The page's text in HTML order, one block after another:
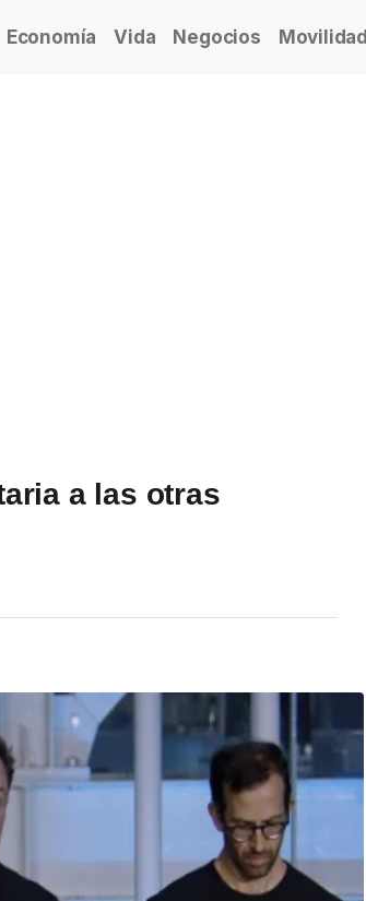
Economía Vida Negocios Movilidad
a las otras